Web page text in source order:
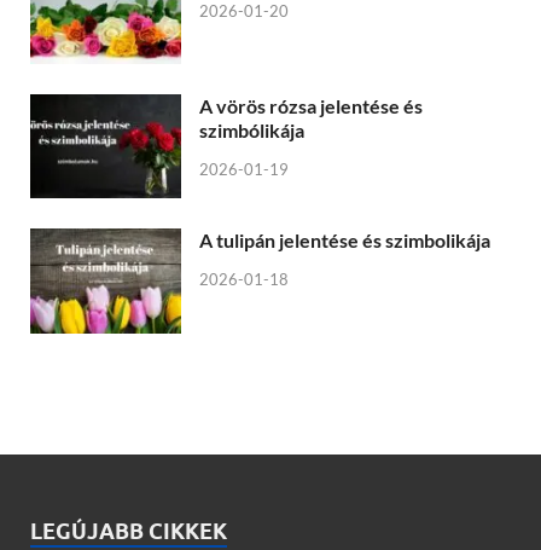
2026-01-20
A vörös rózsa jelentése és
szimbólikája
2026-01-19
A tulipán jelentése és szimbolikája
2026-01-18
LEGÚJABB CIKKEK